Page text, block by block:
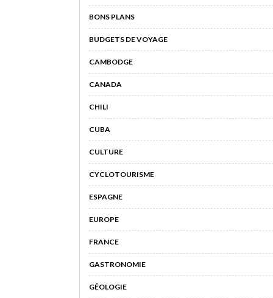
BONS PLANS
BUDGETS DE VOYAGE
CAMBODGE
CANADA
CHILI
CUBA
CULTURE
CYCLOTOURISME
ESPAGNE
EUROPE
FRANCE
GASTRONOMIE
GÉOLOGIE